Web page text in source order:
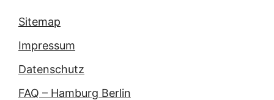
Sitemap
Impressum
Datenschutz
FAQ – Hamburg Berlin